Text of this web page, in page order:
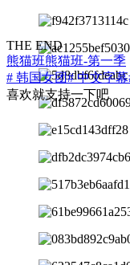
THE END
熊猫班熊猫班-第一季
# 韩国女团# 中文字幕
喜欢就支持一下吧